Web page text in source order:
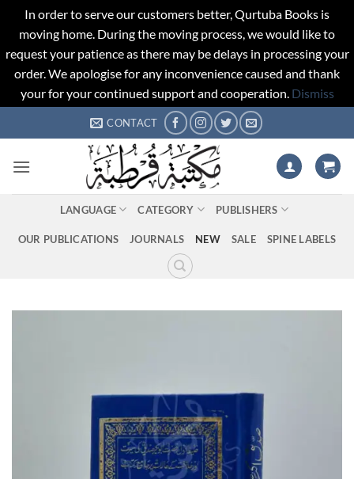
In order to serve our customers better, Qurtuba Books is
moving home. During the moving process, we would like to
request your patience as there may be delays in processing your
order. We apologise for any inconvenience caused and thank
your for your continued support and cooperation. Dismiss
to
CONTACT
LANGUAGE CATEGORY PUBLISHERS
OUR PUBLICATIONS JOURNALS NEW SALE SPINE LABELS